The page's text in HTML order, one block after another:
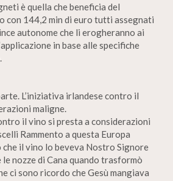
è quella che beneficia del
con 144,2 min di euro tutti assegnati
autonome che li erogheranno ai
in base alle specifiche
L’iniziativa irlandese contro il
maligne.
il vino si presta a considerazioni
Rammento a questa Europa
che il vino lo beveva Nostro Signore
nozze di Cana quando trasformò
ci sono ricordo che Gesù mangiava